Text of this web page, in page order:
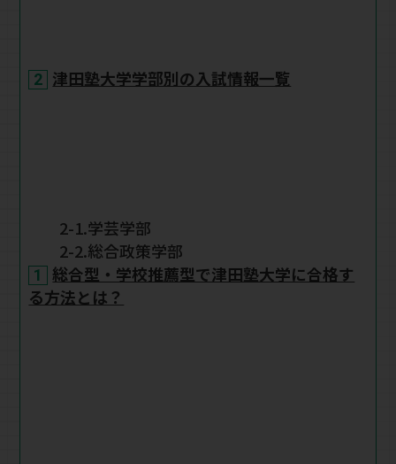
津田塾大学学部別の入試情報一覧
2-1.学芸学部
2-2.総合政策学部
総合型・学校推薦型で津田塾大学に合格す
る方法とは？